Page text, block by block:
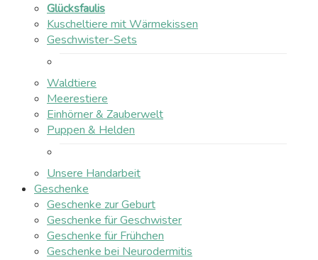
Glücksfaulis
Kuscheltiere mit Wärmekissen
Geschwister-Sets
Waldtiere
Meerestiere
Einhörner & Zauberwelt
Puppen & Helden
Unsere Handarbeit
Geschenke
Geschenke zur Geburt
Geschenke für Geschwister
Geschenke für Frühchen
Geschenke bei Neurodermitis